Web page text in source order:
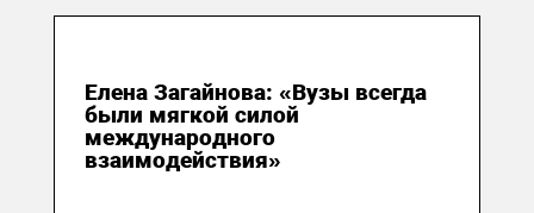
Елена Загайнова: «Вузы всегда
были мягкой силой
международного
взаимодействия»